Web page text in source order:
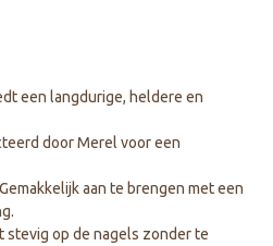
een langdurige, heldere en
door Merel voor een
Gemakkelijk aan te brengen met een
stevig op de nagels zonder te